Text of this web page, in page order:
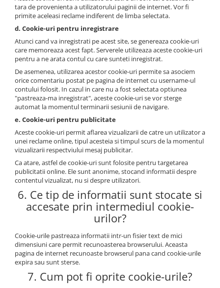
tara de provenienta a utilizatorului paginii de internet. Vor fi
primite aceleasi reclame indiferent de limba selectata.
d. Cookie-uri pentru inregistrare
Atunci cand va inregistrati pe acest site, se genereaza cookie-uri
care memoreaza acest fapt. Serverele utilizeaza aceste cookie-uri
pentru a ne arata contul cu care sunteti inregistrat.
De asemenea, utilizarea acestor cookie-uri permite sa asociem
orice comentariu postat pe pagina de internet cu username-ul
contului folosit. In cazul in care nu a fost selectata optiunea
"pastreaza-ma inregistrat", aceste cookie-uri se vor sterge
automat la momentul terminarii sesiunii de navigare.
e. Cookie-uri pentru publicitate
Aceste cookie-uri permit aflarea vizualizarii de catre un utilizator a
unei reclame online, tipul acesteia si timpul scurs de la momentul
vizualizarii respectviului mesaj publicitar.
Ca atare, astfel de cookie-uri sunt folosite pentru targetarea
publicitatii online. Ele sunt anonime, stocand informatii despre
contentul vizualizat, nu si despre utilizatori.
6. Ce tip de informatii sunt stocate si
accesate prin intermediul cookie-
urilor?
Cookie-urile pastreaza informatii intr-un fisier text de mici
dimensiuni care permit recunoasterea browserului. Aceasta
pagina de internet recunoaste browserul pana cand cookie-urile
expira sau sunt sterse.
7. Cum pot fi oprite cookie-urile?